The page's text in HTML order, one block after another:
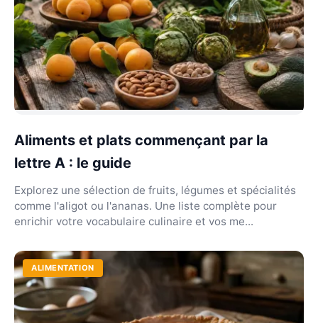
Aliments et plats commençant par la
lettre A : le guide
Explorez une sélection de fruits, légumes et spécialités
comme l'aligot ou l'ananas. Une liste complète pour
enrichir votre vocabulaire culinaire et vos me...
ALIMENTATION